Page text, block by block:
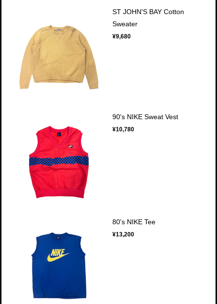
ST JOHN'S BAY Cotton
Sweater
¥9,680
90's NIKE Sweat Vest
¥10,780
80's NIKE Tee
¥13,200